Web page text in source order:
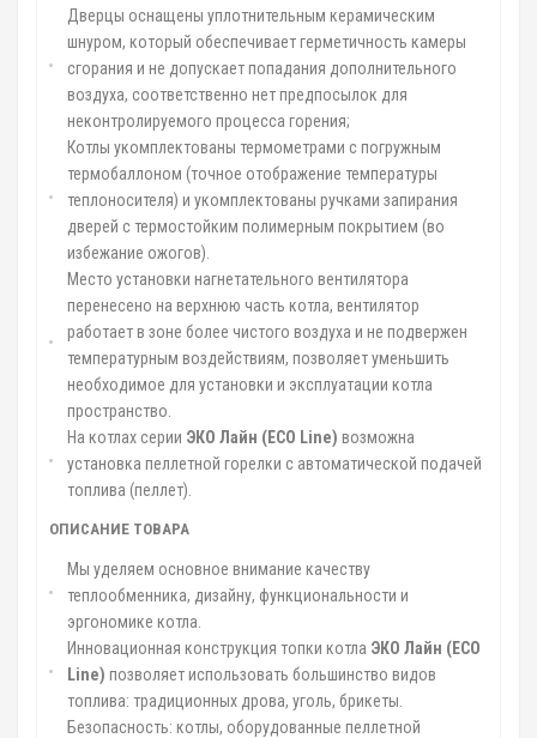
Дверцы оснащены уплотнительным керамическим
шнуром, который обеспечивает герметичность камеры
сгорания и не допускает попадания дополнительного
воздуха, соответственно нет предпосылок для
неконтролируемого процесса горения;
Котлы укомплектованы термометрами с погружным
термобаллоном (точное отображение температуры
теплоносителя) и укомплектованы ручками запирания
дверей с термостойким полимерным покрытием (во
избежание ожогов).
Место установки нагнетательного вентилятора
перенесено на верхнюю часть котла, вентилятор
работает в зоне более чистого воздуха и не подвержен
температурным воздействиям, позволяет уменьшить
необходимое для установки и эксплуатации котла
пространство.
На котлах серии ЭКО Лайн (ECO Line) возможна
установка пеллетной горелки с автоматической подачей
топлива (пеллет).
ОПИСАНИЕ ТОВАРА
Мы уделяем основное внимание качеству
теплообменника, дизайну, функциональности и
эргономике котла.
Инновационная конструкция топки котла ЭКО Лайн (ECO
Line) позволяет использовать большинство видов
топлива: традиционных дрова, уголь, брикеты.
Безопасность: котлы, оборудованные пеллетной